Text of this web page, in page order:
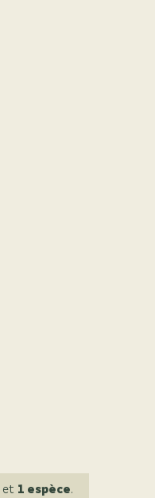
et 1 espèce.